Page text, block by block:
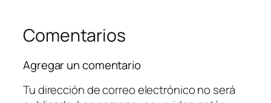
Comentarios
Agregar un comentario
Tu dirección de correo electrónico no será